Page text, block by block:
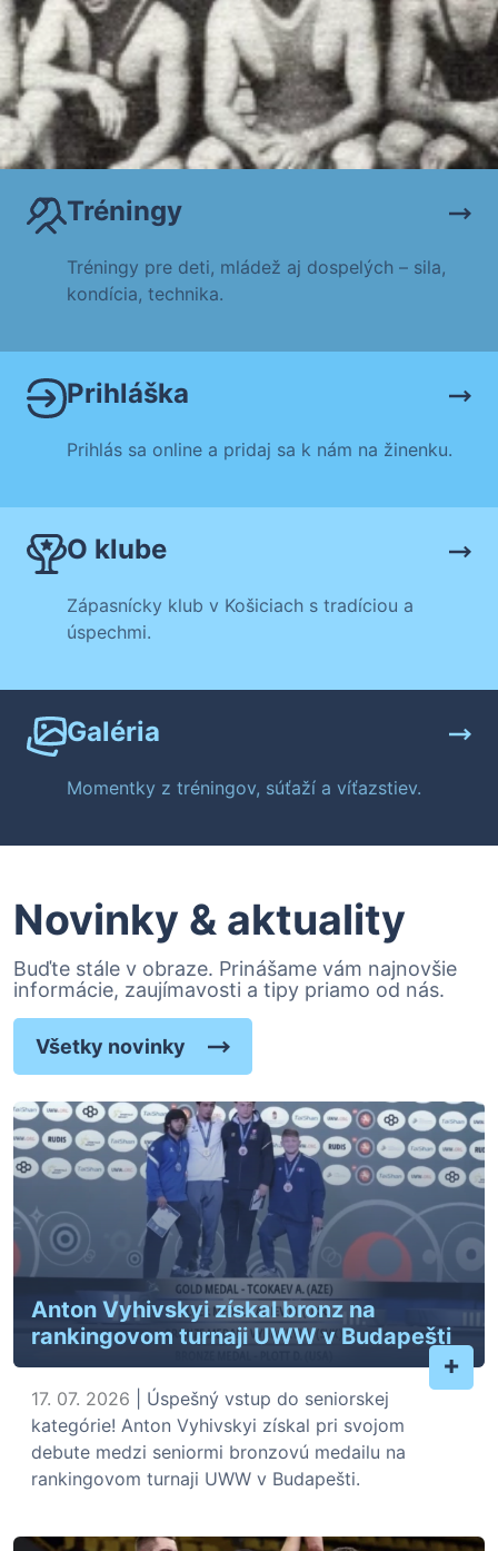
Tréningy
Tréningy pre deti, mládež aj dospelých – sila,
kondícia, technika.
Prihláška
Prihlás sa online a pridaj sa k nám na žinenku.
O klube
Zápasnícky klub v Košiciach s tradíciou a
úspechmi.
Galéria
Momentky z tréningov, súťaží a víťazstiev.
Novinky & aktuality
Buďte stále v obraze. Prinášame vám najnovšie
informácie, zaujímavosti a tipy priamo od nás.
Všetky novinky
Anton Vyhivskyi získal bronz na
rankingovom turnaji UWW v Budapešti
+
17. 07. 2026 | Úspešný vstup do seniorskej
kategórie! Anton Vyhivskyi získal pri svojom
debute medzi seniormi bronzovú medailu na
rankingovom turnaji UWW v Budapešti.